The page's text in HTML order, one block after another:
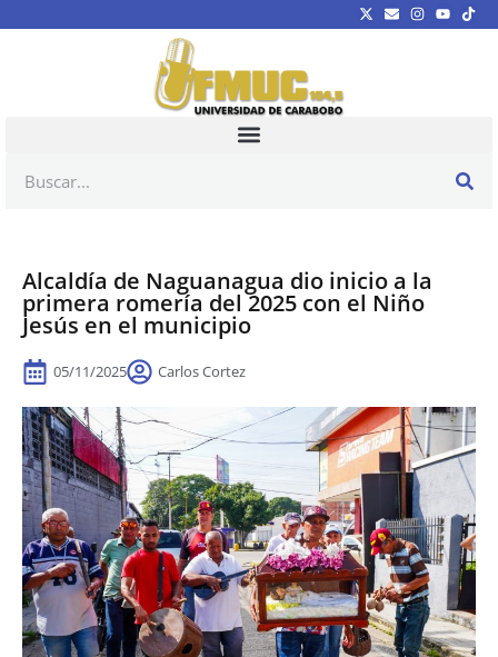
Alcaldía de Naguanagua dio inicio a la
primera romería del 2025 con el Niño
Jesús en el municipio
05/11/2025 Carlos Cortez